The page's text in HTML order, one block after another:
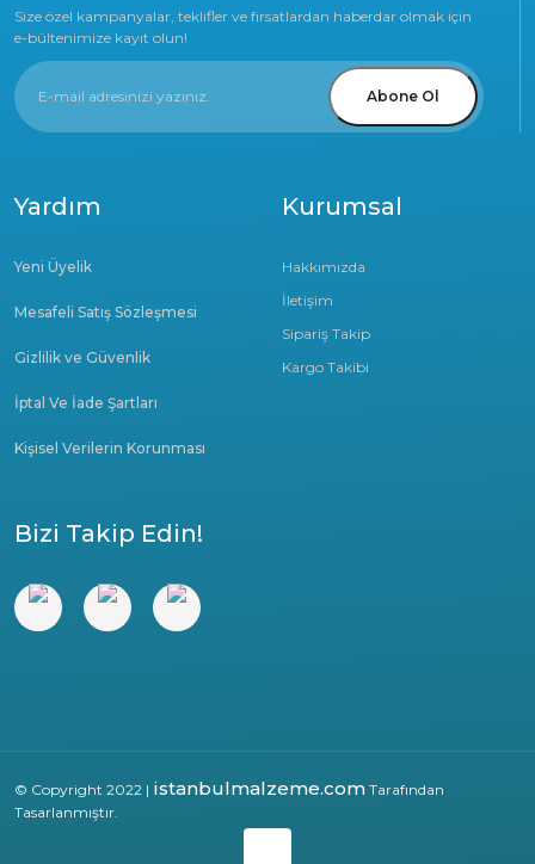
Size özel kampanyalar, teklifler ve fırsatlardan haberdar olmak için
e-bültenimize kayıt olun!
Abone Ol
Kurumsal
Hakkımızda
İletişim
Sipariş Takip
Kargo Takibi
Yardım
Yeni Üyelik
Mesafeli Satış Sözleşmesi
Gizlilik ve Güvenlik
İptal Ve İade Şartları
Kişisel Verilerin Korunması
Bizi Takip Edin!
© Copyright 2022 | istanbulmalzeme.com Tarafından
Tasarlanmıştır.